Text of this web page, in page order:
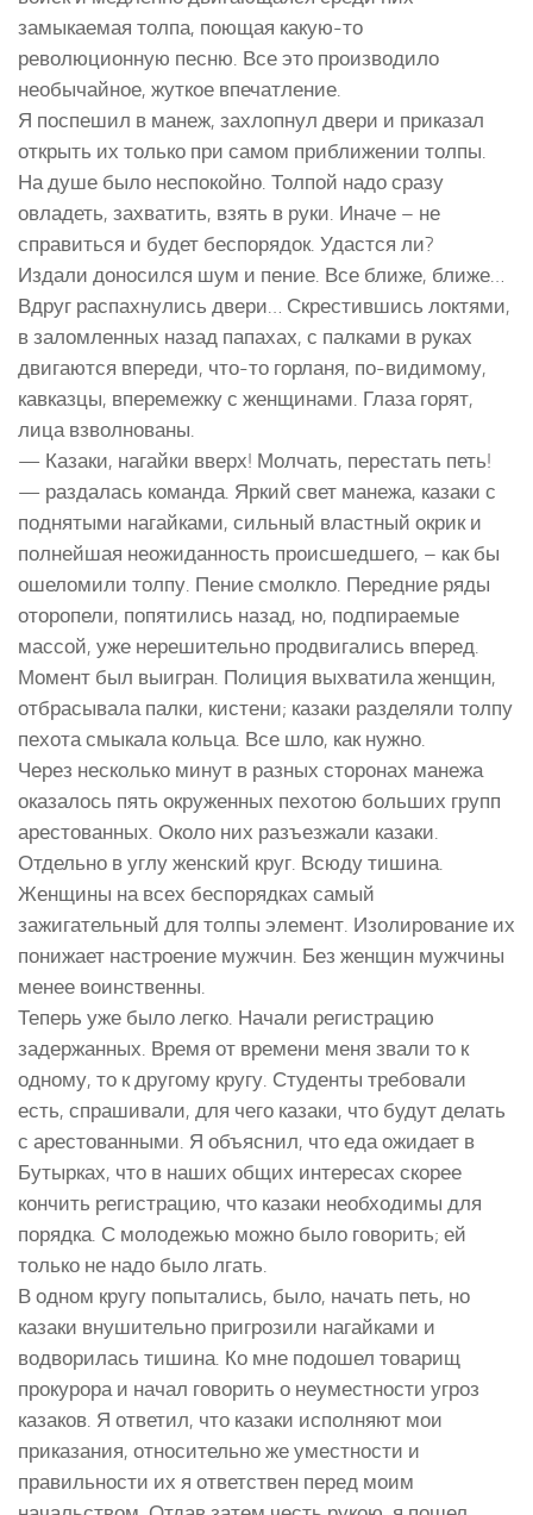
замыкаемая толпа, поющая какую-то
революционную песню. Все это производило
необычайное, жуткое впечатление.
Я поспешил в манеж, захлопнул двери и приказал
открыть их только при самом приближении толпы.
На душе было неспокойно. Толпой надо сразу
овладеть, захватить, взять в руки. Иначе – не
справиться и будет беспорядок. Удастся ли?
Издали доносился шум и пение. Все ближе, ближе…
Вдруг распахнулись двери… Скрестившись локтями,
в заломленных назад папахах, с палками в руках
двигаются впереди, что-то горланя, по-видимому,
кавказцы, вперемежку с женщинами. Глаза горят,
лица взволнованы.
— Казаки, нагайки вверх! Молчать, перестать петь!
— раздалась команда. Яркий свет манежа, казаки с
поднятыми нагайками, сильный властный окрик и
полнейшая неожиданность происшедшего, – как бы
ошеломили толпу. Пение смолкло. Передние ряды
оторопели, попятились назад, но, подпираемые
массой, уже нерешительно продвигались вперед.
Момент был выигран. Полиция выхватила женщин,
отбрасывала палки, кистени; казаки разделяли толпу
пехота смыкала кольца. Все шло, как нужно.
Через несколько минут в разных сторонах манежа
оказалось пять окруженных пехотою больших групп
арестованных. Около них разъезжали казаки.
Отдельно в углу женский круг. Всюду тишина.
Женщины на всех беспорядках самый
зажигательный для толпы элемент. Изолирование их
понижает настроение мужчин. Без женщин мужчины
менее воинственны.
Теперь уже было легко. Начали регистрацию
задержанных. Время от времени меня звали то к
одному, то к другому кругу. Студенты требовали
есть, спрашивали, для чего казаки, что будут делать
с арестованными. Я объяснил, что еда ожидает в
Бутырках, что в наших общих интересах скорее
кончить регистрацию, что казаки необходимы для
порядка. С молодежью можно было говорить; ей
только не надо было лгать.
В одном кругу попытались, было, начать петь, но
казаки внушительно пригрозили нагайками и
водворилась тишина. Ко мне подошел товарищ
прокурора и начал говорить о неуместности угроз
казаков. Я ответил, что казаки исполняют мои
приказания, относительно же уместности и
правильности их я ответствен перед моим